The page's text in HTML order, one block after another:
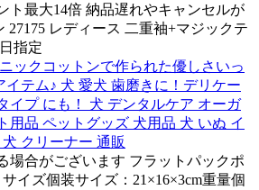
ト最大14倍 納品遅れやキャンセルが
27175 レディース 二重袖+マジックテ
指定
ックコットンで作られた優しさいっ
イテム♪ 犬 愛犬 歯磨きに！デリケー
イプ にも！ 犬 デンタルケア オーガ
用品 ペットグッズ 犬用品 犬 いぬ イ
クリーナー 通販
場合がございます フラットパックポ
イズ個装サイズ：21×16×3cm重量個